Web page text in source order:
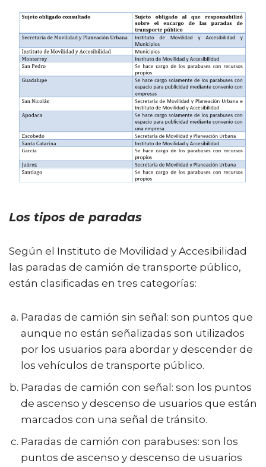
Los tipos de paradas
Según el Instituto de Movilidad y Accesibilidad
las paradas de camión de transporte público,
están clasificadas en tres categorías:
Paradas de camión sin señal: son puntos que
aunque no están señalizadas son utilizados
por los usuarios para abordar y descender de
los vehículos de transporte público.
Paradas de camión con señal: son los puntos
de ascenso y descenso de usuarios que están
marcados con una señal de tránsito.
Paradas de camión con parabuses: son los
puntos de ascenso y descenso de usuarios